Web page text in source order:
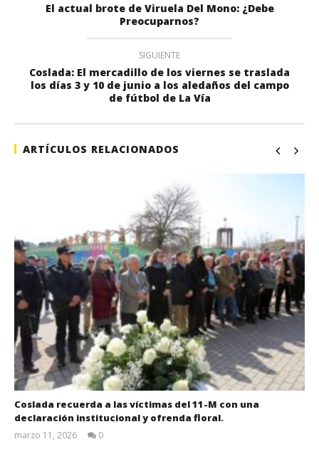
El actual brote de Viruela Del Mono: ¿Debe
Preocuparnos?
SIGUIENTE
Coslada: El mercadillo de los viernes se traslada
los días 3 y 10 de junio a los aledaños del campo
de fútbol de La Vía
ARTÍCULOS RELACIONADOS
Coslada recuerda a las víctimas del 11-M con una
declaración institucional y ofrenda floral.
marzo 11, 2026
0